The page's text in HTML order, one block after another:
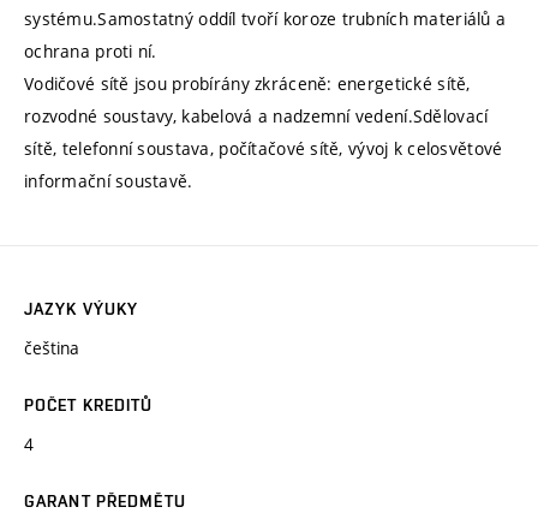
systému.Samostatný oddíl tvoří koroze trubních materiálů a
ochrana proti ní.
Vodičové sítě jsou probírány zkráceně: energetické sítě,
rozvodné soustavy, kabelová a nadzemní vedení.Sdělovací
sítě, telefonní soustava, počítačové sítě, vývoj k celosvětové
informační soustavě.
JAZYK VÝUKY
čeština
POČET KREDITŮ
4
GARANT PŘEDMĚTU